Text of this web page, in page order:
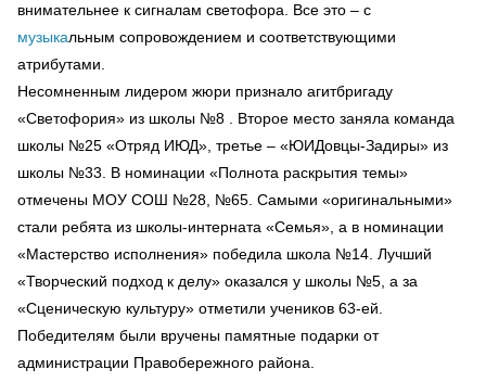
внимательнее к сигналам светофора. Все это – с
музыкальным сопровождением и соответствующими
атрибутами.
Несомненным лидером жюри признало агитбригаду
«Светофория» из школы №8 . Второе место заняла команда
школы №25 «Отряд ИЮД», третье – «ЮИДовцы-Задиры» из
школы №33. В номинации «Полнота раскрытия темы»
отмечены МОУ СОШ №28, №65. Самыми «оригинальными»
стали ребята из школы-интерната «Семья», а в номинации
«Мастерство исполнения» победила школа №14. Лучший
«Творческий подход к делу» оказался у школы №5, а за
«Сценическую культуру» отметили учеников 63-ей.
Победителям были вручены памятные подарки от
администрации Правобережного района.